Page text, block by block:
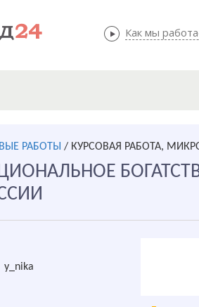
Как мы
Как мы
РАБОТЫ / КУРСОВАЯ РАБОТА,
y_nika